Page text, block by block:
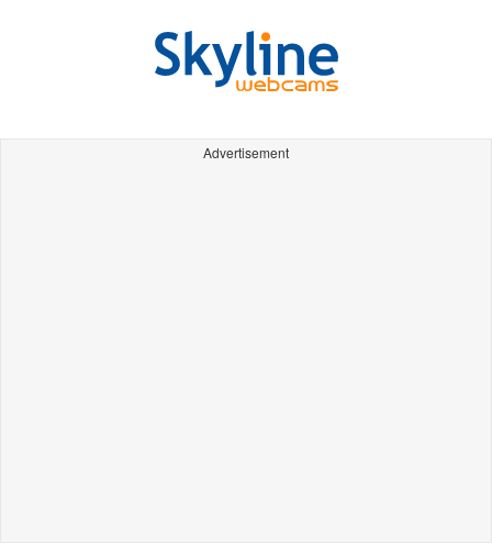
Advertisement